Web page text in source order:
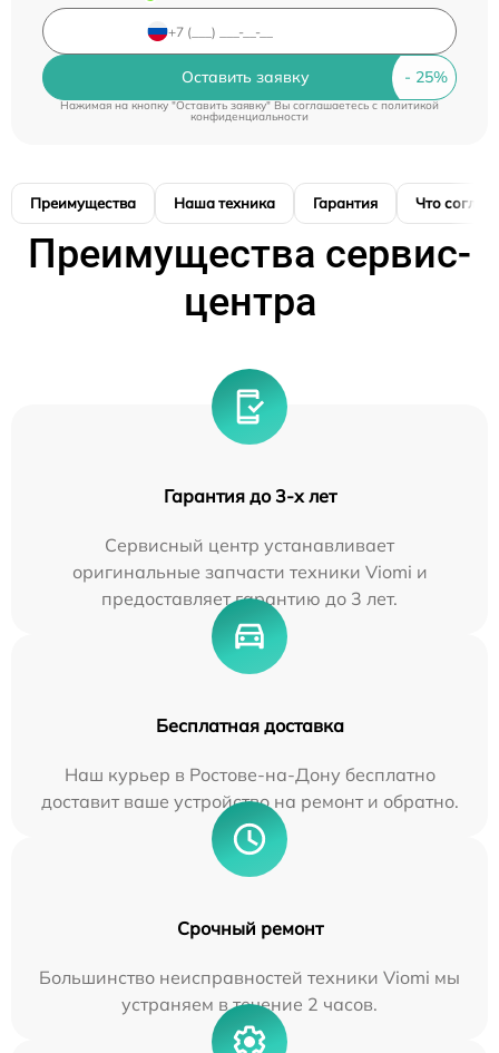
Оставить заявку
Нажимая на кнопку "Оставить заявку" Вы соглашаетесь cполитикой
конфиденциальности
Преимущества Наша техника Гарантия Что
Преимущества сервис-
центра
Гарантия до 3-х лет
Сервисный центр устанавливает
оригинальные запчасти техники Viomi и
предоставляет гарантию до 3 лет.
Бесплатная доставка
Наш курьер в Ростове-на-Дону бесплатно
доставит ваше устройство на ремонт и обратно.
Срочный ремонт
Большинство неисправностей техники Viomi мы
устраняем в течение 2 часов.